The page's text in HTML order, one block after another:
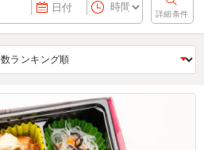
日付
詳細条件